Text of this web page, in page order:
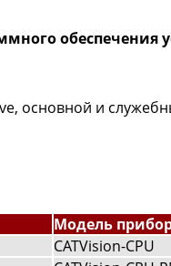
обеспечения
основной и
Модель
CATVision-CPU